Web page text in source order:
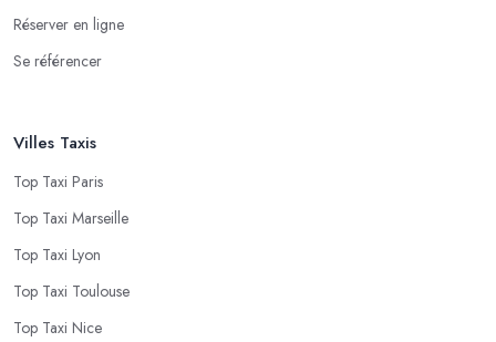
Réserver en ligne
Se référencer
Villes Taxis
Top Taxi Paris
Top Taxi Marseille
Top Taxi Lyon
Top Taxi Toulouse
Top Taxi Nice